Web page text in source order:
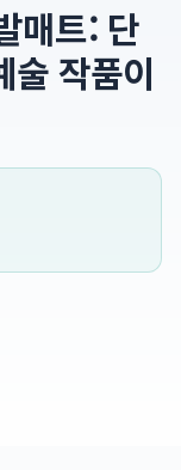
매트: 단
술 작품이